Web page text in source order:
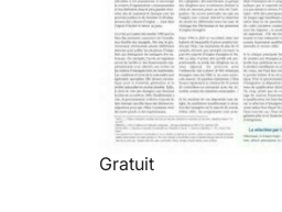
Gratuit